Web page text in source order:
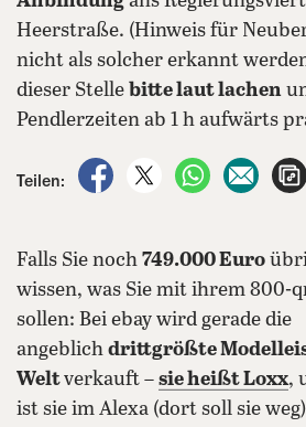
Heerstraße. (Hinweis für
nicht als solcher erkannt
dieser Stelle bitte laut lachen
Pendlerzeiten ab 1 h aufwärts
Teilen:
auf Facebook teilen
auf X teilen
per per
Falls Sie noch 749.000 Euro
wissen, was Sie mit ihrem 800-
sollen: Bei ebay wird gerade die
angeblich drittgrößte
Weltverkauft – sie heißt Loxx,
ist sie im Alexa (dort soll sie